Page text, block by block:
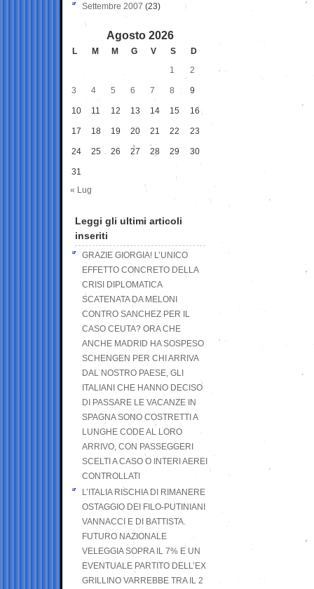
Settembre 2007 (23)
Agosto 2026
L M M G V S
D
1
2
3 4 5 6 7 8 9
10 11 12 13 14 15 16
17 18 19 20 21 22 23
24 25 26 27 28 29 30
31
« Lug
Leggi gli ultimi articoli
inseriti
GRAZIE GIORGIA! L’UNICO
EFFETTO CONCRETO DELLA
CRISI DIPLOMATICA
SCATENATA DA MELONI
CONTRO SANCHEZ PER IL
CASO CEUTA? ORA CHE
ANCHE MADRID HA SOSPESO
SCHENGEN PER CHI ARRIVA
DAL NOSTRO PAESE, GLI
ITALIANI CHE HANNO DECISO
DI PASSARE LE VACANZE IN
SPAGNA SONO COSTRETTI A
LUNGHE CODE AL LORO
ARRIVO, CON PASSEGGERI
SCELTI A CASO O INTERI AEREI
CONTROLLATI
L’ITALIA RISCHIA DI RIMANERE
OSTAGGIO DEI FILO-PUTINIANI
VANNACCI E DI BATTISTA.
FUTURO NAZIONALE
VELEGGIA SOPRA IL 7% E UN
EVENTUALE PARTITO DELL’EX
GRILLINO VARREBBE TRA IL 2